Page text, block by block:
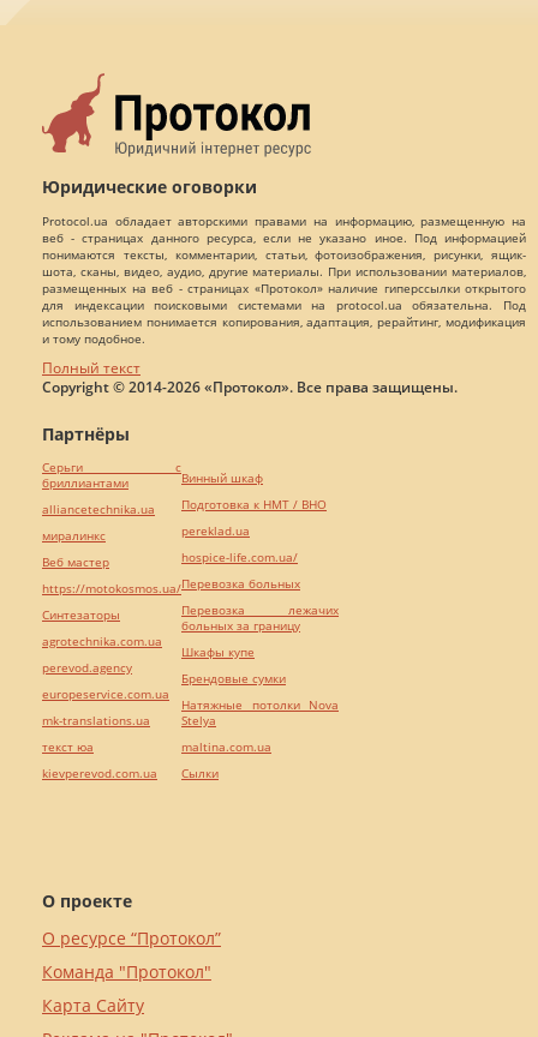
Юридические оговорки
Protocol.ua обладает авторскими правами на информацию, размещенную на
веб - страницах данного ресурса, если не указано иное. Под информацией
понимаются тексты, комментарии, статьи, фотоизображения, рисунки, ящик-
шота, сканы, видео, аудио, другие материалы. При использовании материалов,
размещенных на веб - страницах «Протокол» наличие гиперссылки открытого
для индексации поисковыми системами на protocol.ua обязательна. Под
использованием понимается копирования, адаптация, рерайтинг, модификация
и тому подобное.
Полный текст
Copyright © 2014-2026 «Протокол». Все права защищены.
О проекте
О ресурсе “Протокол”
Команда "Протокол"
Карта Сайту
Партнёры
Серьги с
бриллиантами
alliancetechnika.ua
миралинкс
Веб мастер
https://motokosmos.ua/
Синтезаторы
agrotechnika.com.ua
perevod.agency
europeservice.com.ua
mk-translations.ua
текст юа
kievperevod.com.ua
Винный шкаф
Подготовка к НМТ / ВНО
pereklad.ua
hospice-life.com.ua/
Перевозка больных
Перевозка лежачих
больных за границу
Шкафы купе
Брендовые сумки
Натяжные потолки Nova
Stelya
maltina.com.ua
Cылки